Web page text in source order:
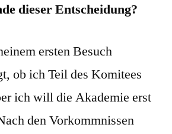
dieser Entscheidung?
ersten Besuch
ob ich Teil des Komitees
ich will die Akademie erst
den Vorkommnissen